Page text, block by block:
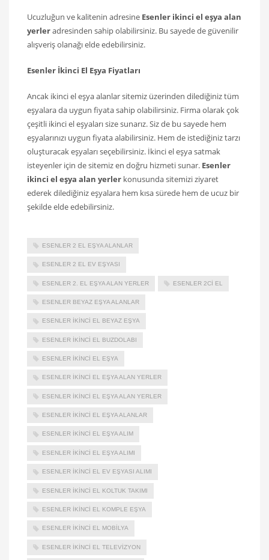
Ucuzluğun ve kalitenin adresine Esenler ikinci el eşya alan
yerleradresinden sahip olabilirsiniz. Bu sayede de güvenilir
alışveriş olanağı elde edebilirsiniz.
Esenler İkinci El Eşya Fiyatları
Ancak ikinci el eşya alanlar sitemiz üzerinden dilediğiniz tüm
eşyalara da uygun fiyata sahip olabilirsiniz. Firma olarak çok
çeşitli ikinci el eşyaları size sunarız. Siz de bu sayede hem
eşyalarınızı uygun fiyata alabilirsiniz. Hem de istediğiniz tarzı
oluşturacak eşyaları seçebilirsiniz. İkinci el eşya satmak
isteyenler için de sitemiz en doğru hizmeti sunar. Esenler
ikinci el eşya alan yerler konusunda sitemizi ziyaret
ederek dilediğiniz eşyalara hem kısa sürede hem de ucuz bir
şekilde elde edebilirsiniz.
ESENLER 2 EL EŞYA ALANLAR
ESENLER 2 EL EV EŞYASI
ESENLER 2. EL EŞYA ALAN YERLER ESENLER 2CI EL
ESENLER BEYAZ EŞYA ALANLAR
ESENLER IKINCI EL BEYAZ EŞYA
ESENLER IKINCI EL BUZDOLABI
ESENLER İKINCI EL EŞYA
ESENLER İKINCI EL EŞYA ALAN YERLER
ESENLER IKINCI EL EŞYA ALAN YERLER
ESENLER IKINCI EL EŞYA ALANLAR
ESENLER IKINCI EL EŞYA ALIM
ESENLER IKINCI EL EŞYA ALIMI
ESENLER IKINCI EL EV EŞYASI ALIMI
ESENLER IKINCI EL KOLTUK TAKIMI
ESENLER IKINCI EL KOMPLE EŞYA
ESENLER IKINCI EL MOBILYA
ESENLER IKINCI EL TELEVIZYON